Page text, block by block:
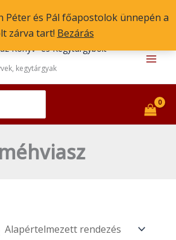
Péter és Pál főapostolok ünnepén a
zárva tart! Bezárás
Könyv- és Kegytárgybolt
kegytárgyak
méhviasz